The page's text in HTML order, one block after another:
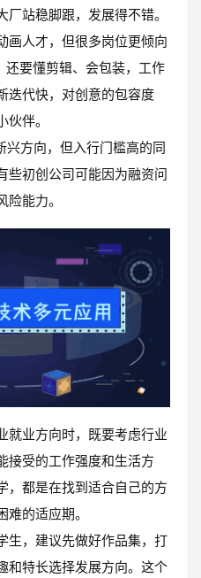
站稳脚跟，发展得不错。
画人才，但很多岗位更倾向
要懂剪辑、会包装，工作
迭代快，对创意的包容度
伴。
兴方向，但入行门槛高的同
些初创公司可能因为融资问
能力。
就业方向时，既要考虑行业
接受的工作强度和生活方
，都是在找到适合自己的方
的适应期。
生，建议先做好作品集，打
和特长选择发展方向。这个